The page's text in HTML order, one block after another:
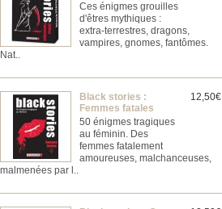
Ces énigmes grouilles
d'êtres mythiques :
extra-terrestres, dragons,
vampires, gnomes, fantômes.
Nat..
12,50€
Black stories :
Femmes fatales
50 énigmes tragiques
au féminin. Des
femmes fatalement
amoureuses, malchanceuses,
malmenées par l..